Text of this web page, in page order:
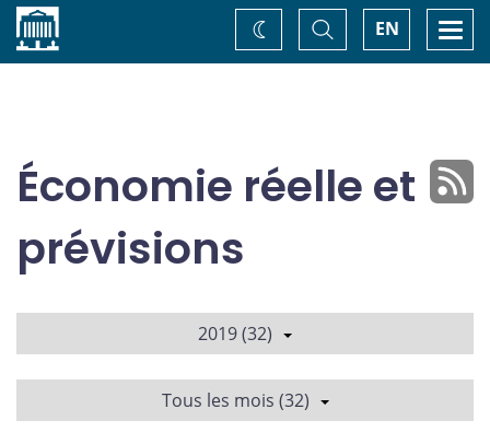
Accueil EN
Basculer
la
recherche
Changez
de
Économie réelle et
prévisions
2019 (32)
Tous les mois (32)